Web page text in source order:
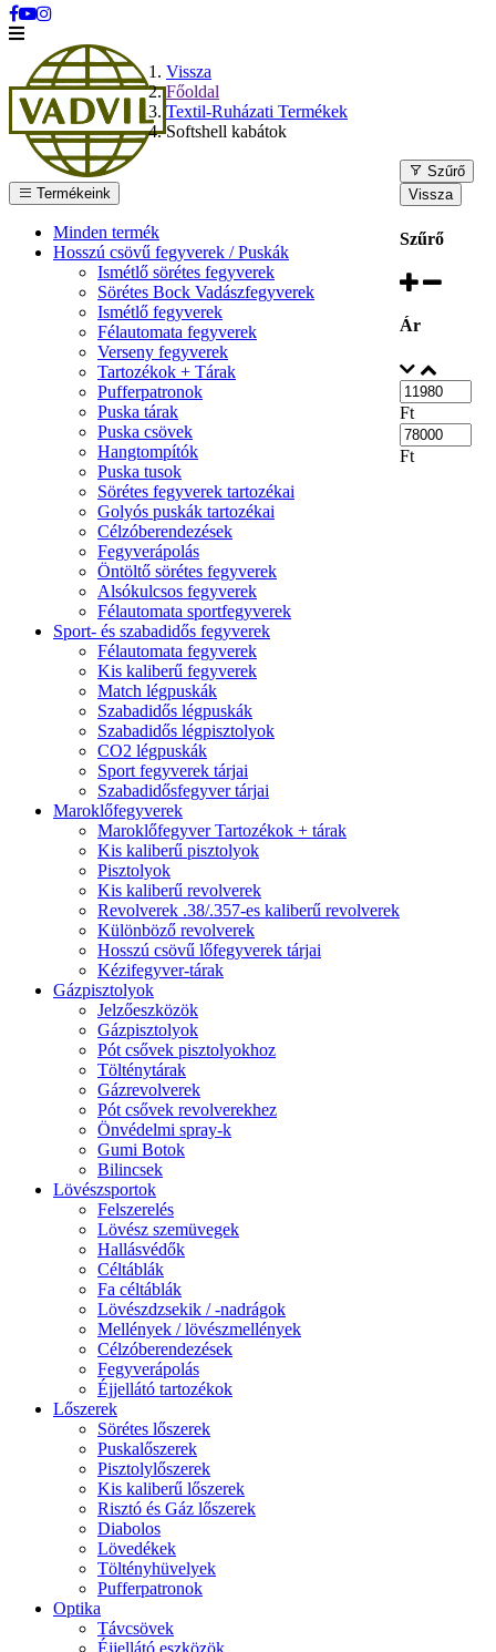
Termékeink
Minden termék
Hosszú csövű fegyverek / Puskák
Ismétlő sörétes fegyverek
Sörétes Bock Vadászfegyverek
Ismétlő fegyverek
Félautomata fegyverek
Verseny fegyverek
Tartozékok + Tárak
Pufferpatronok
Puska tárak
Puska csövek
Hangtompítók
Puska tusok
Sörétes fegyverek tartozékai
Golyós puskák tartozékai
Célzóberendezések
Fegyverápolás
Öntöltő sörétes fegyverek
Alsókulcsos fegyverek
Félautomata sportfegyverek
Sport- és szabadidős fegyverek
Félautomata fegyverek
Kis kaliberű fegyverek
Match légpuskák
Szabadidős légpuskák
Szabadidős légpisztolyok
CO2 légpuskák
Sport fegyverek tárjai
Szabadidősfegyver tárjai
Maroklőfegyverek
Maroklőfegyver Tartozékok + tárak
Kis kaliberű pisztolyok
Pisztolyok
Kis kaliberű revolverek
Revolverek .38/.357-es kaliberű revolverek
Különböző revolverek
Hosszú csövű lőfegyverek tárjai
Kézifegyver-tárak
Gázpisztolyok
Jelzőeszközök
Gázpisztolyok
Pót csővek pisztolyokhoz
Tölténytárak
Gázrevolverek
Pót csővek revolverekhez
Önvédelmi spray-k
Gumi Botok
Bilincsek
Lövészsportok
Felszerelés
Lövész szemüvegek
Hallásvédők
Céltáblák
Fa céltáblák
Lövészdzsekik / -nadrágok
Mellények / lövészmellények
Célzóberendezések
Fegyverápolás
Éjjellátó tartozékok
Lőszerek
Sörétes lőszerek
Puskalőszerek
Pisztolylőszerek
Kis kaliberű lőszerek
Risztó és Gáz lőszerek
Diabolos
Lövedékek
Töltényhüvelyek
Pufferpatronok
Optika
Távcsövek
Éjjellátó eszközök
Vissza
Főoldal
Textil-Ruházati Termékek
Softshell kabátok
Szűrő
Vissza
Szűrő
Ár
Ft
Ft